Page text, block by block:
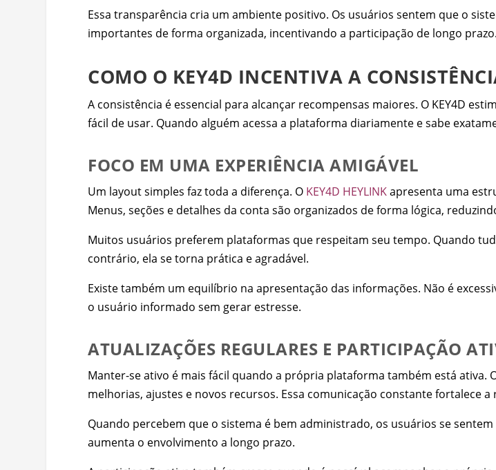
Essa transparência cria um ambiente positivo. Os usuários sentem que o
importantes de forma organizada, incentivando a participação de longo prazo.
COMO O KEY4D INCENTIVA A
A consistência é essencial para alcançar recompensas maiores. O KEY4D
fácil de usar. Quando alguém acessa a plataforma diariamente e sabe
FOCO EM UMA EXPERIÊNCIA AMIGÁVEL
Um layout simples faz toda a diferença. O KEY4D HEYLINKapresenta uma
Menus, seções e detalhes da conta são organizados de forma lógica,
Muitos usuários preferem plataformas que respeitam seu tempo. Quando
contrário, ela se torna prática e agradável.
Existe também um equilíbrio na apresentação das informações. Não é
o usuário informado sem gerar estresse.
ATUALIZAÇÕES REGULARES E PARTICIPAÇÃO
Manter-se ativo é mais fácil quando a própria plataforma também está ativa.
melhorias, ajustes e novos recursos. Essa comunicação constante fortalece a
Quando percebem que o sistema é bem administrado, os usuários se
aumenta o envolvimento a longo prazo.